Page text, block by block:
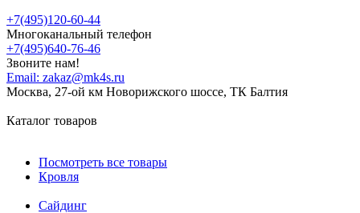
+7(495)120-60-44
Многоканальный телефон
+7(495)640-76-46
Звоните нам!
Email: zakaz@mk4s.ru
Москва, 27-ой км Новорижского шоссе, ТК Балтия
Каталог товаров
Посмотреть все товары
Кровля
Сайдинг